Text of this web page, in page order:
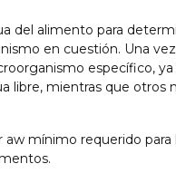
del alimento para
en cuestión. Una
específico,
libre, mientras que otros
mínimo requerido para